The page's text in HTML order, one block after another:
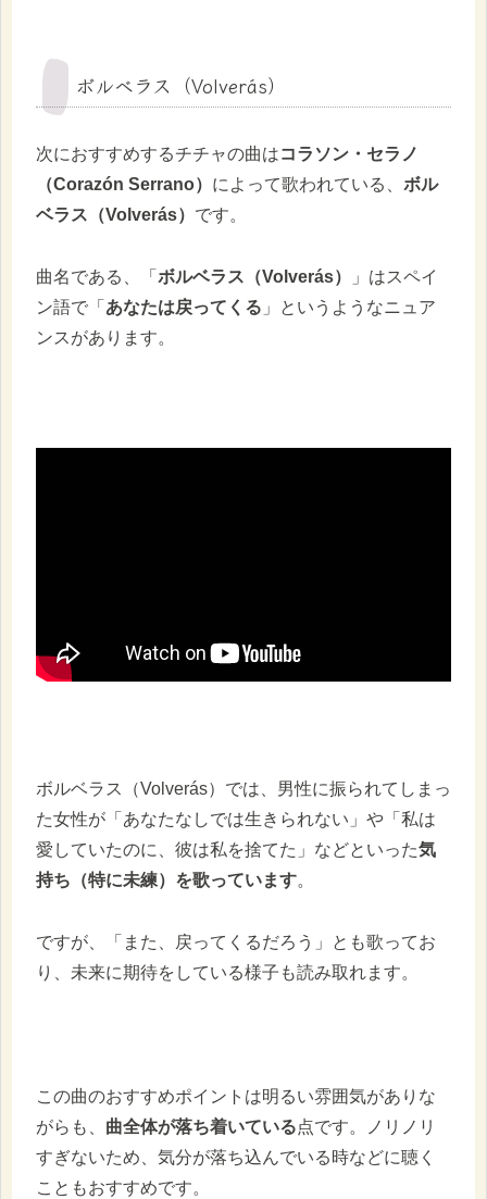
ボルベラス（Volverás）
次におすすめするチチャの曲はコラソン・セラノ
（Corazón Serrano） によって歌われている、 ボル
ベラス（Volverás） です。
曲名である、「 ボルベラス（Volverás）
」はスペイ
ン語で「 あなたは戻ってくる 」というようなニュア
ンスがあります。
ボルベラス（Volverás）では、男性に振られてしまっ
た女性が「あなたなしでは生きられない」や「私は
愛していたのに、彼は私を捨てた」などといった気
持ち（特に未練）を歌っています。
ですが、「また、戻ってくるだろう」とも歌ってお
り、未来に期待をしている様子も読み取れます。
この曲のおすすめポイントは明るい雰囲気がありな
がらも、 曲全体が落ち着いている点です。ノリノリ
すぎないため、気分が落ち込んでいる時などに聴く
こともおすすめです。